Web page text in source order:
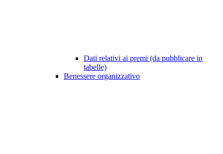
Dati relativi ai premi (da pubblicare in
tabelle)
Benessere organizzativo